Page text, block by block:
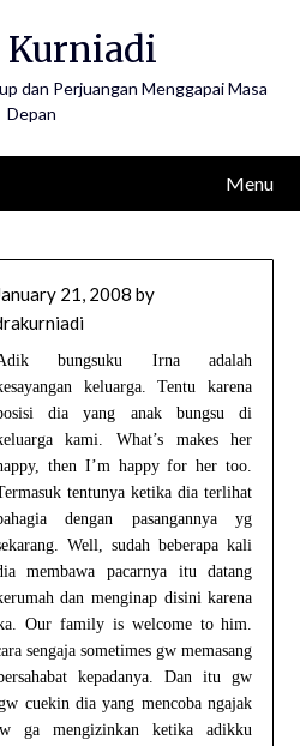
dan Perjuangan Menggapai Masa
Depan
Menu
21, 2008 by
bungsuku Irna adalah
keluarga. Tentu karena
dia yang anak bungsu di
kami. What’s makes her
then I’m happy for her too.
tentunya ketika dia terlihat
dengan pasangannya yg
Well, sudah beberapa kali
membawa pacarnya itu datang
dan menginap disini karena
Our family is welcome to him.
sengaja sometimes gw memasang
kepadanya. Dan itu gw
cuekin dia yang mencoba ngajak
ga mengizinkan ketika adikku